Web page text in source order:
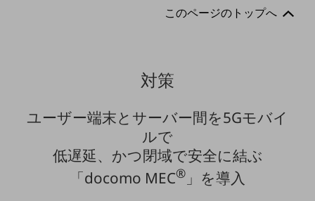
モバイル・ICTサービスをオンラインで
相談・申し込みができるバーチャルショップ
はじめての方へ
サービス・商品を探す
100回線以上のお問い合わせ・お見積りはこちら
このページのトップへ
対策
ユーザー端末とサーバー間を5Gモバイ
ルで
低遅延、かつ閉域で安全に結ぶ
「docomo MEC® 」を導入